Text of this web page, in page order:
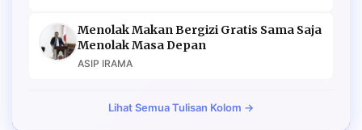
Menolak Makan Bergizi Gratis Sama Saja
Menolak Masa Depan
ASIP IRAMA
Lihat Semua Tulisan Kolom →